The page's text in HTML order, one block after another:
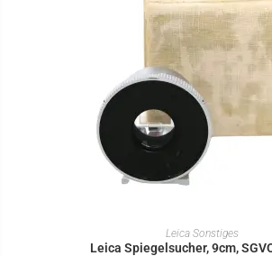
IN DEN WARENKORB
Leica Sonstiges
Leica Spiegelsucher, 9cm,